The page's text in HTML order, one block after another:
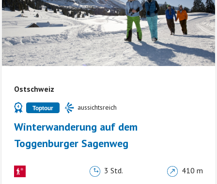
Ostschweiz
Toptour aussichtsreich
Winterwanderung auf dem
Toggenburger Sagenweg
3 Std.
410 m